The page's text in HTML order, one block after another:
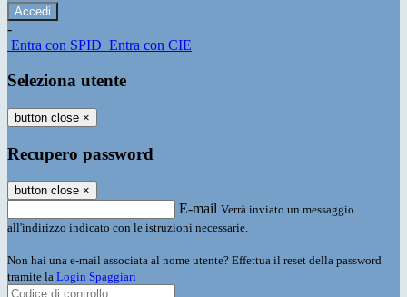
-
Entra con SPID Entra con CIE
Seleziona utente
button close ×
Recupero password
button close ×
E-mail Verrà inviato un messaggio
all'indirizzo indicato con le istruzioni necessarie.
Non hai una e-mail associata al nome utente? Effettua il reset della password
tramite la Login Spaggiari